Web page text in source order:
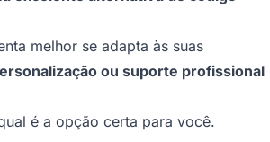
melhor se adapta às suas
ou suporte profissional
é a opção certa para você.